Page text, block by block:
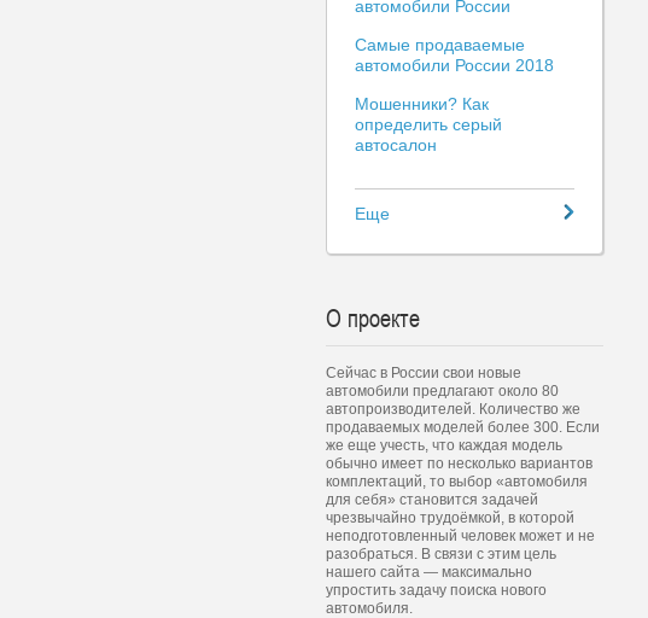
автомобили России
Самые продаваемые
автомобили России 2018
Мошенники? Как
определить серый
автосалон
Еще
О проекте
Сейчас в России свои новые
автомобили предлагают около 80
автопроизводителей. Количество же
продаваемых моделей более 300. Если
же еще учесть, что каждая модель
обычно имеет по несколько вариантов
комплектаций, то выбор «автомобиля
для себя» становится задачей
чрезвычайно трудоёмкой, в которой
неподготовленный человек может и не
разобраться. В связи с этим цель
нашего сайта — максимально
упростить задачу поиска нового
автомобиля.